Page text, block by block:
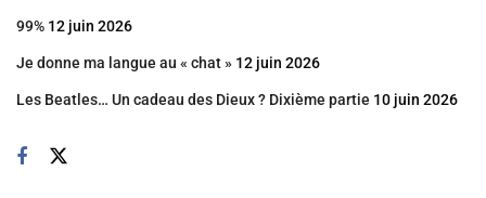
99% 12 juin 2026
Je donne ma langue au « chat » 12 juin 2026
Les Beatles… Un cadeau des Dieux ? Dixième partie 10 juin 2026